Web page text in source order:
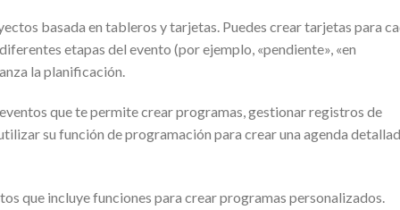
basada en tableros y tarjetas. Puedes crear tarjetas para
etapas del evento (por ejemplo, «pendiente», «en
la planificación.
que te permite crear programas, gestionar registros de
su función de programación para crear una agenda
que incluye funciones para crear programas personalizados.